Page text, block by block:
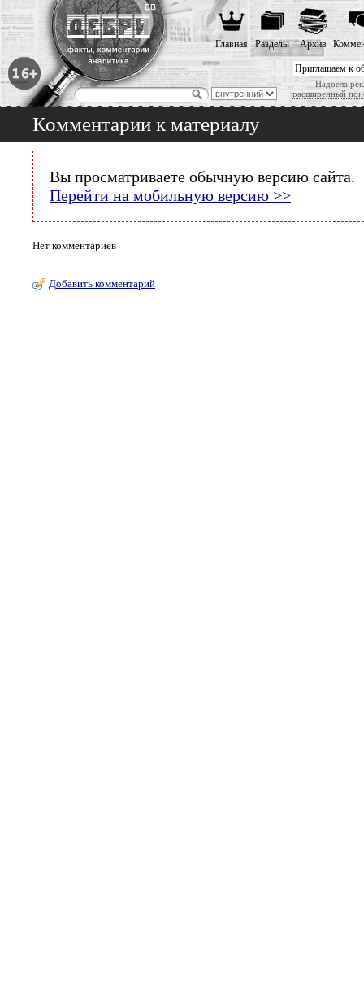
Приглашаем к
Надоела
расширенный
Главная Разделы Архив
Комментарии к материалу
Вы просматриваете обычную версию сайта.
Перейти на мобильную версию >>
Нет комментариев
Добавить комментарий